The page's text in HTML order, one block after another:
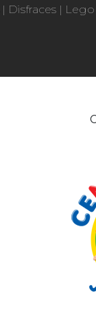
| Disfraces | Lego